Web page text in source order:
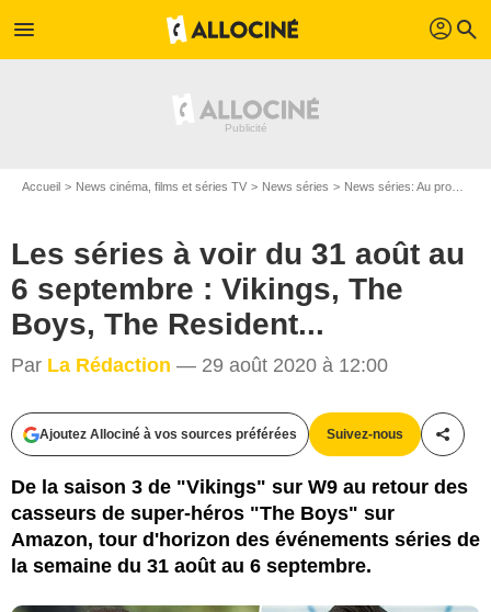
menu profil search
Accueil News cinéma, films et séries TV News séries News séries: Au programme
Les séries à voir du 31 août au
6 septembre : Vikings, The
Boys, The Resident...
Par La Rédaction — 29 août 2020 à 12:00
Ajoutez Allociné à vos sources préférées Suivez-nous
De la saison 3 de "Vikings" sur W9 au retour des
casseurs de super-héros "The Boys" sur
Amazon, tour d'horizon des événements séries de
la semaine du 31 août au 6 septembre.